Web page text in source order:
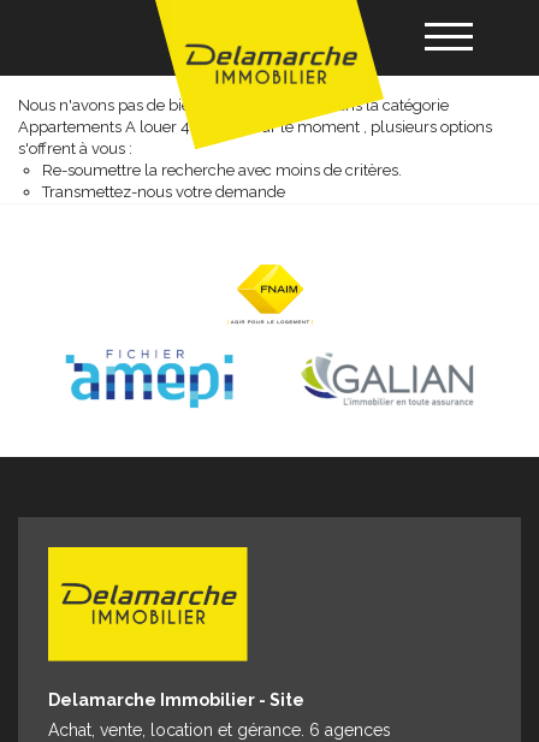
Acheter
Gérance
Appartements a louer 4 pièces
Nous n'avons pas de biens à vous proposer dans la catégorie
Appartements A louer 4 pièces pour le moment , plusieurs options
s'offrent à vous :
Re-soumettre la recherche avec moins de critères.
Transmettez-nous votre demande
Delamarche Immobilier - Site
Achat, vente, location et gérance. 6 agences